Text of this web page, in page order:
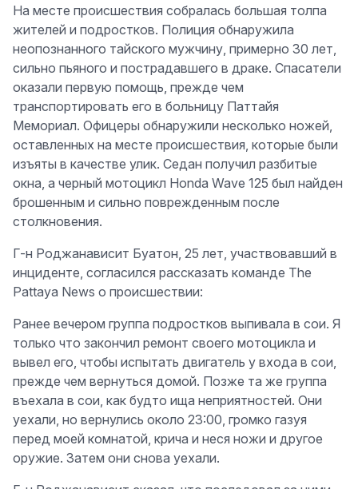
На месте происшествия собралась большая толпа
жителей и подростков. Полиция обнаружила
неопознанного тайского мужчину, примерно 30 лет,
сильно пьяного и пострадавшего в драке. Спасатели
оказали первую помощь, прежде чем
транспортировать его в больницу Паттайя
Мемориал. Офицеры обнаружили несколько ножей,
оставленных на месте происшествия, которые были
изъяты в качестве улик. Седан получил разбитые
окна, а черный мотоцикл Honda Wave 125 был найден
брошенным и сильно поврежденным после
столкновения.
Г-н Роджанависит Буатон, 25 лет, участвовавший в
инциденте, согласился рассказать команде The
Pattaya News о происшествии:
Ранее вечером группа подростков выпивала в сои. Я
только что закончил ремонт своего мотоцикла и
вывел его, чтобы испытать двигатель у входа в сои,
прежде чем вернуться домой. Позже та же группа
въехала в сои, как будто ища неприятностей. Они
уехали, но вернулись около 23:00, громко газуя
перед моей комнатой, крича и неся ножи и другое
оружие. Затем они снова уехали.